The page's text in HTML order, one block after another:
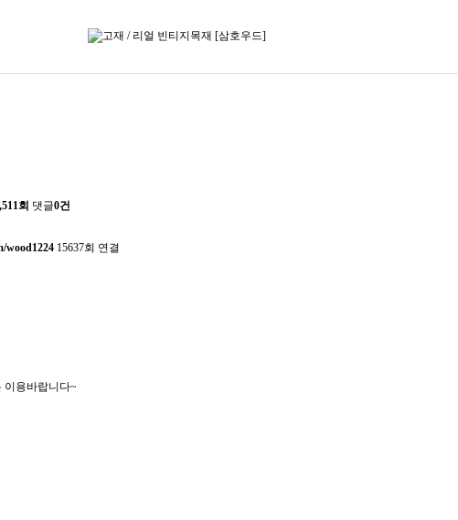
회 댓글0건
wood1224 15637회 연결
이용바랍니다~